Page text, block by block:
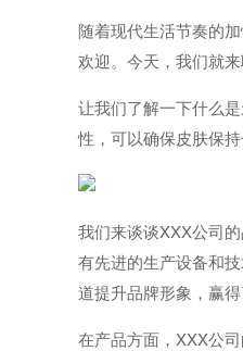
随着现代生活节奏的
欢迎。今天，我们就
让我们了解一下什么
性，可以确保皮肤保
我们来谈谈XXX公司
有先进的生产设备和
道提升品牌形象，赢
在产品方面，XXX公